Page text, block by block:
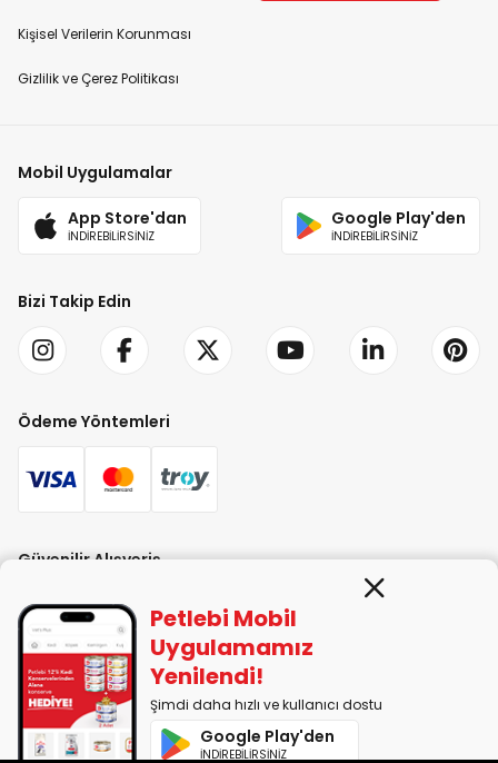
Kişisel Verilerin Korunması
Gizlilik ve Çerez Politikası
Mobil Uygulamalar
App Store'dan
İNDİREBİLİRSİNİZ
Google Play'den
İNDİREBİLİRSİNİZ
Bizi Takip Edin
Ödeme Yöntemleri
Güvenilir Alışveriş
PETLEBİ EVCİL HAYVAN ÜRÜNLERİ PAZ. SAN. TİC. LTD. ŞTİ. Alaşarköy Mah.
1. Alaşar Cad. No: 9 Osmangazi/Bursa
Petlebi Mobil
Uygulamamız
Yenilendi!
Şimdi daha hızlı ve kullanıcı dostu
Google Play'den
İNDİREBİLİRSİNİZ